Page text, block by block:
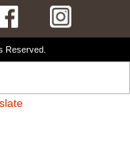
Reserved.